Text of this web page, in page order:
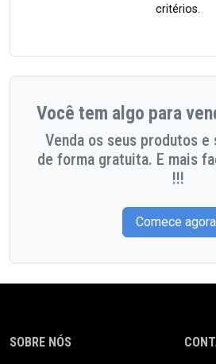
critérios.
Você tem algo para
Venda os seus produtos
de forma gratuita. E mais
!!!
Comece
SOBRE NÓS